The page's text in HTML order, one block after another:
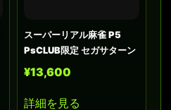
スーパーリアル麻雀 P5
PsCLUB限定 セガサターン
¥13,600
詳細を見る